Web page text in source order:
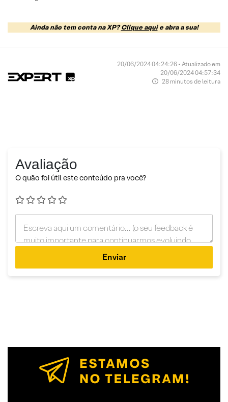
Ainda não tem conta na XP?Clique aquie abra a sua!
20/06/2024 04:24:26 • Atualizado em
20/06/2024 04:57:34
28 minutos de leitura
Avaliação
O quão foi útil este conteúdo pra você?
Enviar